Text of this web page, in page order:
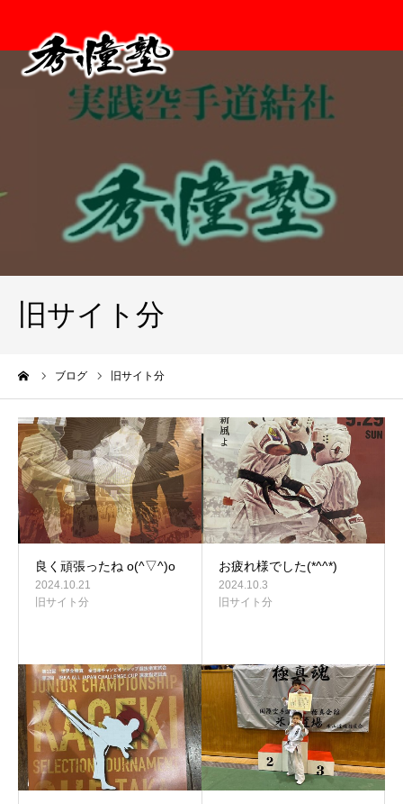
旧サイト分
ブログ 旧サイト分
良く頑張ったね o(^▽^)o
2024.10.21
旧サイト分
お疲れ様でした(*^^*)
2024.10.3
旧サイト分